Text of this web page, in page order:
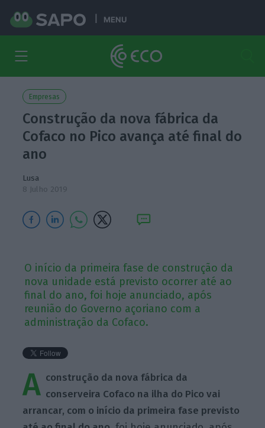
MENU
Empresas
Construção da nova fábrica da
Cofaco no Pico avança até final do
ano
Lusa
8 Julho 2019
O início da primeira fase de construção da
nova unidade está previsto ocorrer até ao
final do ano, foi hoje anunciado, após
reunião do Governo açoriano com a
administração da Cofaco.
A construção da nova fábrica da
conserveira Cofaco na ilha do Pico vai
arrancar, com o início da primeira fase previsto